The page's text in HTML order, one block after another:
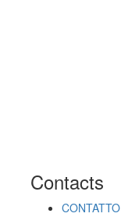
Contacts
CONTATTO